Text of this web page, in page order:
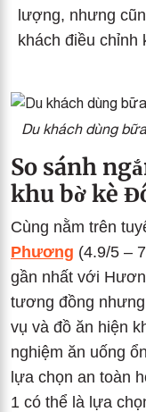
lượng, nhưng
khách điều chỉnh
Du khách dùng
So sánh
khu bờ kè
Cùng nằm trên
Phương (4.9/5 –
gần nhất với
tương đồng
vụ và đồ ăn hiện
nghiệm ăn uống
lựa chọn an toàn
1 có thể là lựa